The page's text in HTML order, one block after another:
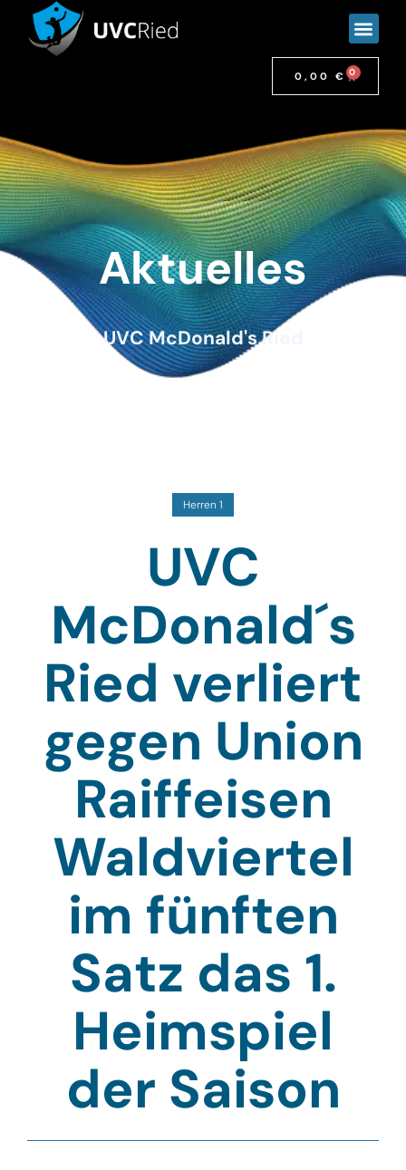
0,00 € 0
Aktuelles
UVC McDonald's Ried
Herren 1
UVC
McDonald´s
Ried verliert
gegen Union
Raiffeisen
Waldviertel
im fünften
Satz das 1.
Heimspiel
der Saison